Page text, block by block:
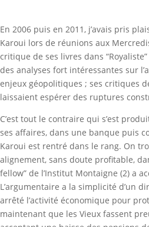
En 2006 puis en 2011, j’avais pris
Karoui lors de réunions aux
critique de ses livres dans
des analyses fort intéressantes sur
enjeux géopolitiques ; ses critiques
laissaient espérer des ruptures
C’est tout le contraire qui s’est
ses affaires, dans une banque puis
Karoui est rentré dans le rang. On
alignement, sans doute profitable,
fellow” de l’Institut Montaigne (2) a
L’argumentaire a la simplicité d’un
arrêté l’activité économique pour
maintenant que les Vieux fassent